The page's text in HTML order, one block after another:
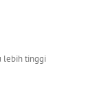
lebih tinggi